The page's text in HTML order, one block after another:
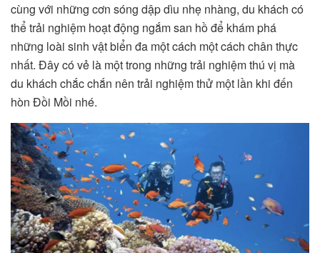
cùng với những cơn sóng dập dìu nhẹ nhàng, du khách có
thể trải nghiệm hoạt động ngắm san hồ để khám phá
những loài sinh vật biển đa một cách một cách chân thực
nhất. Đây có vẻ là một trong những trải nghiệm thú vị mà
du khách chắc chắn nên trải nghiệm thử một lần khi đến
hòn Đồi Mồi nhé.